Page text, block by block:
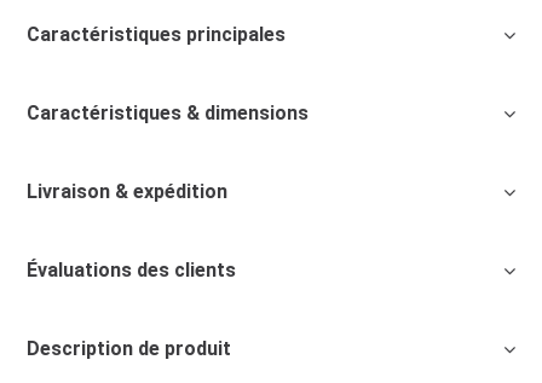
Caractéristiques principales
Caractéristiques & dimensions
Livraison & expédition
Évaluations des clients
Description de produit